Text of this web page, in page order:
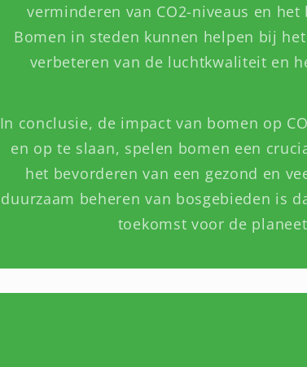
verminderen van CO2-niveaus en
Bomen in steden kunnen helpen bij
verbeteren van de luchtkwaliteit en
In conclusie, de impact van bomen op
en op te slaan, spelen bomen een
het bevorderen van een gezond en
duurzaam beheren van bosgebieden is
toekomst voor de